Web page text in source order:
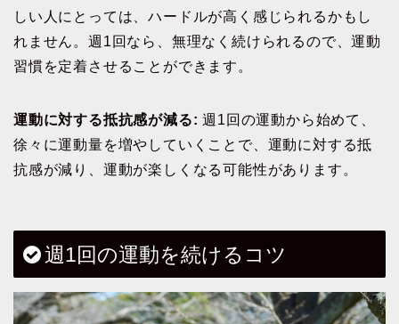
しい人にとっては、ハードルが高く感じられるかもし
れません。週1回なら、無理なく続けられるので、運動
習慣を定着させることができます。
運動に対する抵抗感が減る: 週1回の運動から始めて、
徐々に運動量を増やしていくことで、運動に対する抵
抗感が減り、運動が楽しくなる可能性があります。
週1回の運動を続けるコツ